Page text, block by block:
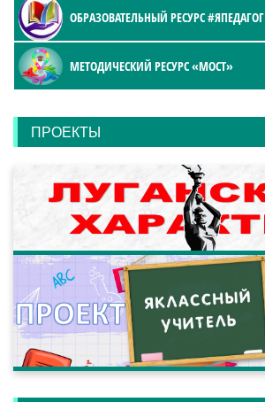
ОБРАЗОВАТЕЛЬНЫЙ РЕСУРС #ЯПЕДАГОГ
МЕТОДИЧЕСКИЙ РЕСУРС «МОСТ»
ПРОЕКТЫ